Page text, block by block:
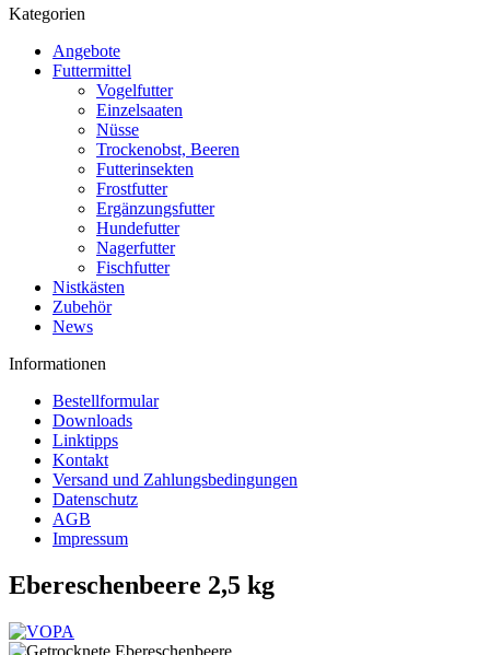
Kategorien
Angebote
Futtermittel
Vogelfutter
Einzelsaaten
Nüsse
Trockenobst, Beeren
Futterinsekten
Frostfutter
Ergänzungsfutter
Hundefutter
Nagerfutter
Fischfutter
Nistkästen
Zubehör
News
Informationen
Bestellformular
Downloads
Linktipps
Kontakt
Versand und Zahlungsbedingungen
Datenschutz
AGB
Impressum
Ebereschenbeere 2,5 kg